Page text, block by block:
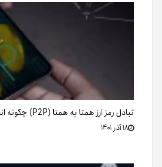
تبادل رمز ارز همتا به همتا (P2P) چگونه انجام می‌شود؟
۱۸ آذر ۱۴۰۱